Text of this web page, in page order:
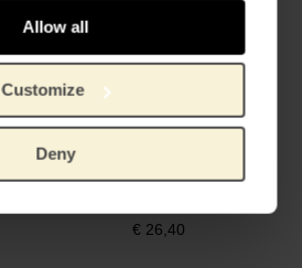
Allow all
Customize
Deny
Muñeca Vincent Kokeshi Girasoles – Lucie Kaas Miffy Van Gogh, Los girasoles
€ 26,40